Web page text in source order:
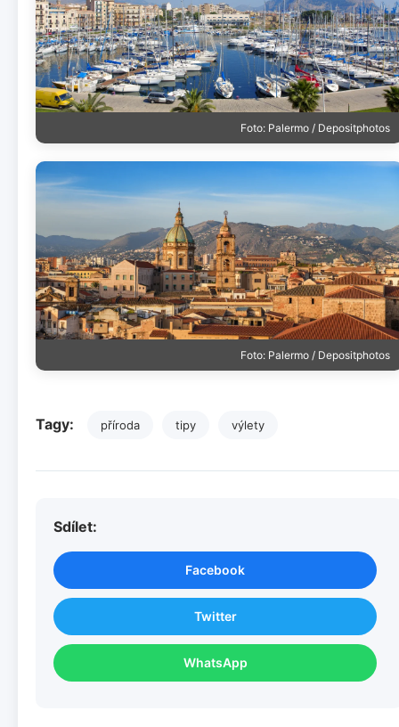
Foto: Palermo / Depositphotos
Foto: Palermo / Depositphotos
Tagy: příroda tipy výlety
Sdílet:
Facebook
Twitter
WhatsApp